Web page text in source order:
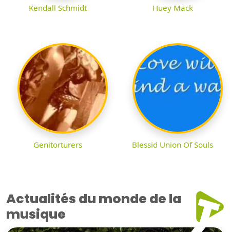
Kendall Schmidt Huey Mack
Genitorturers Blessid Union Of Souls
Actualités du monde de la
musique